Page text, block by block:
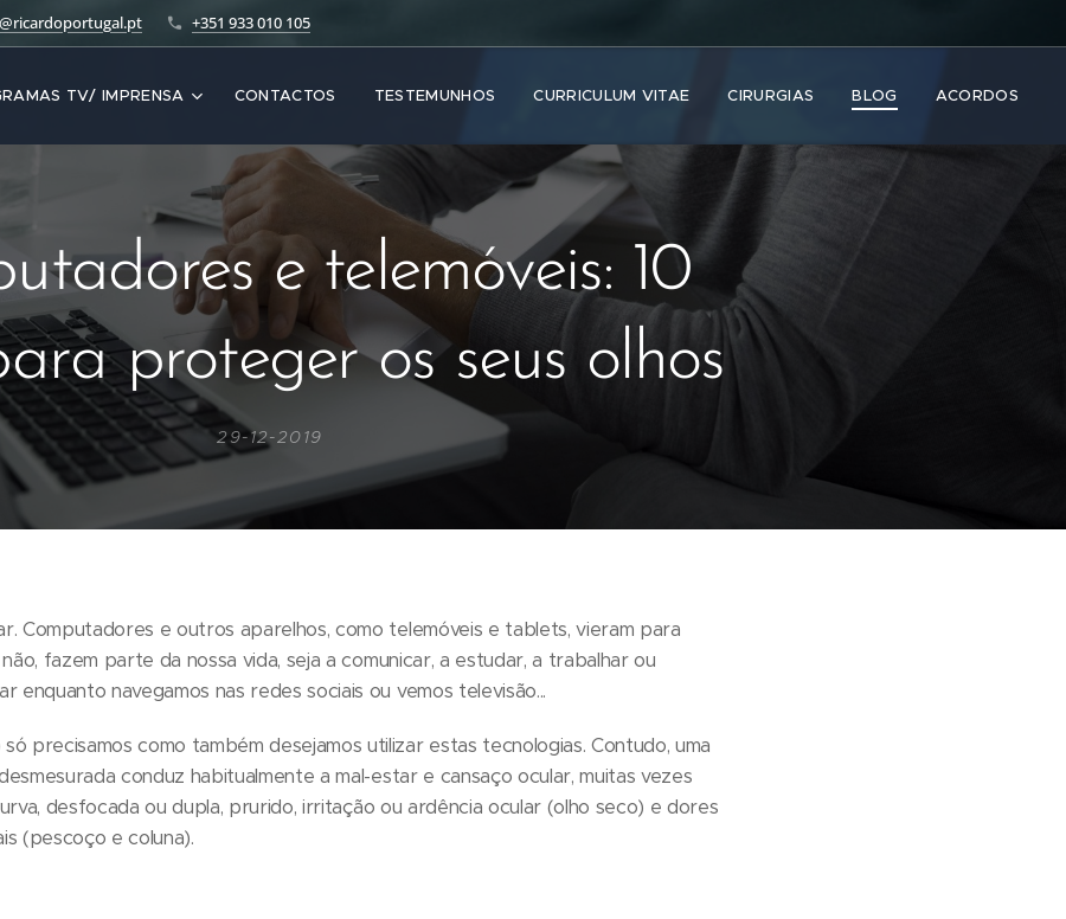
+351 933 010 105
TV/ IMPRENSA CONTACTOS TESTEMUNHOS CURRICULUM VITAE CIRURGIAS BLOG ACORDOS
e telemóveis: 10
proteger os seus olhos
29-12-2019
Computadores e outros aparelhos, como telemóveis e tablets, vieram para
fazem parte da nossa vida, seja a comunicar, a estudar, a trabalhar ou
enquanto navegamos nas redes sociais ou vemos televisão...
precisamos como também desejamos utilizar estas tecnologias. Contudo, uma
conduz habitualmente a mal-estar e cansaço ocular, muitas vezes
desfocada ou dupla, prurido, irritação ou ardência ocular (olho seco) e dores
(pescoço e coluna).